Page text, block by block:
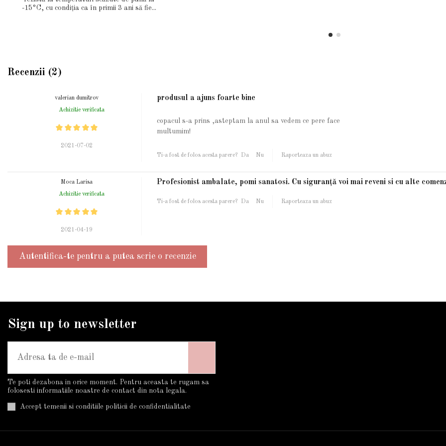
-15°C, cu condiția ca în primii 3 ani să fie...
Recenzii (2)
valerian dumitrov
Achizitie verificata
2021-07-02
produsul a ajuns foarte bine
copacul s-a prins ,asteptam la anul sa vedem ce pere face
multumim!
Ti-a fost de folos acesta parere? Da Nu Raporteaza un abuz
Moca Larisa
Achizitie verificata
2021-04-19
Profesionist ambalate, pomi sanatosi. Cu siguranță voi mai reveni si cu alte
Ti-a fost de folos acesta parere? Da Nu Raporteaza un abuz
Autentifica-te pentru a putea scrie o recenzie
Sign up to newsletter
Te poti dezabona in orice moment. Pentru aceasta te rugam sa
folosesti informatiile noastre de contact din nota legala.
Accept temenii si conditiile politicii de confidentialitate